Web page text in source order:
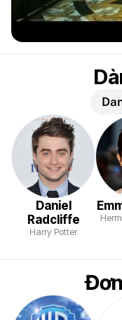
Daniel
Radcliffe
Harry Potter